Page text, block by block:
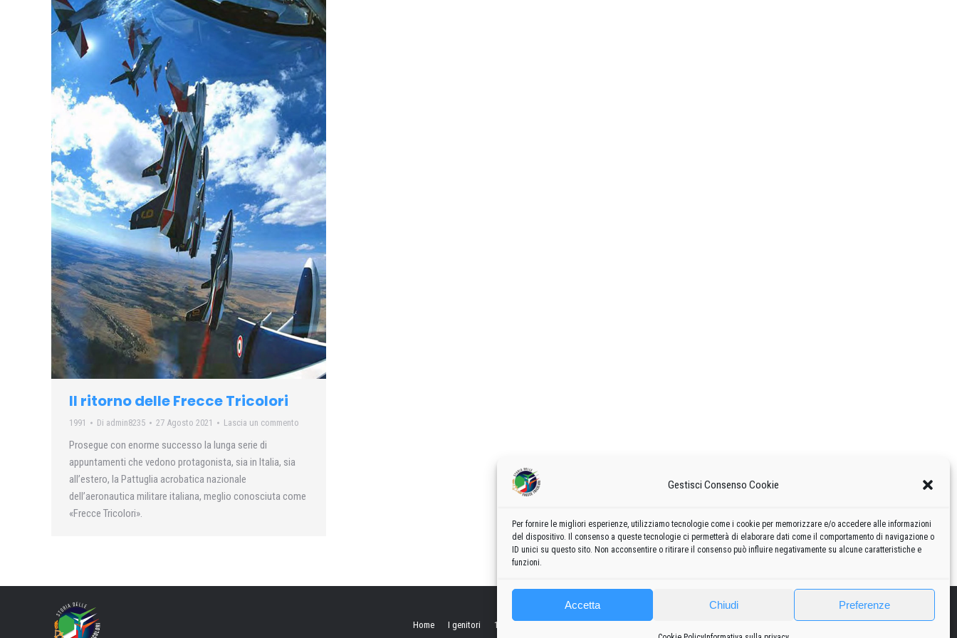
Gestisci Consenso Cookie
Per fornire le migliori esperienze, utilizziamo tecnologie come i cookie per memorizzare e/o accedere alle informazioni
del dispositivo. Il consenso a queste tecnologie ci permetterà di elaborare dati come il comportamento di navigazione o
ID unici su questo sito. Non acconsentire o ritirare il consenso può influire negativamente su alcune caratteristiche e
funzioni.
Accetta Chiudi Preferenze
Il ritorno delle Frecce Tricolori
1991 Di admin8235 27 Agosto 2021 Lascia un commento
Prosegue con enorme successo la lunga serie di
appuntamenti che vedono protagonista, sia in Italia, sia
all’estero, la Pattuglia acrobatica nazionale
dell’aeronautica militare italiana, meglio conosciuta come
«Frecce Tricolori».
Home I genitori 1960